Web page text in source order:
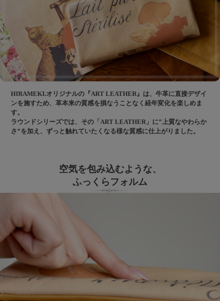
HIRAMEKI.オリジナルの『ART LEATHER』は、牛革に直接デザイ
ンを施すため、革本来の質感を損なうことなく経年変化を楽しめま
す。
ラウンドシリーズでは、その「ART LEATHER」に”上質なやわらか
さ”を加え、ずっと触れていたくなる様な質感に仕上がりました。
空気を包み込むような、
ふっくらフォルム